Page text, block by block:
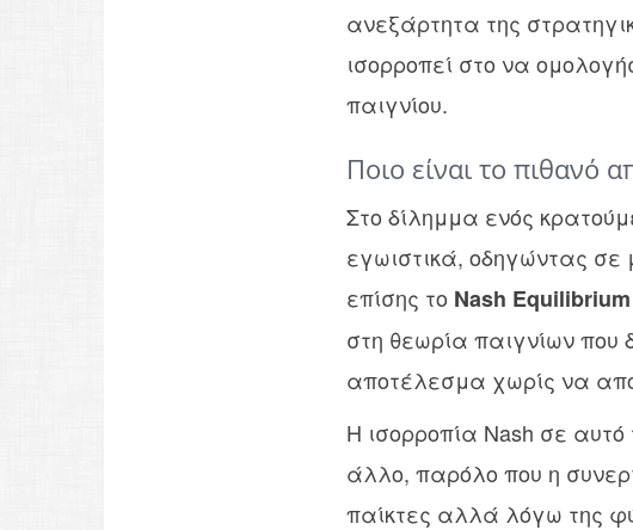
ανεξάρτητα της
ισορροπεί στο να
παιγνίου.
Ποιο είναι το πιθανό
Στο δίλημμα ενός
εγωιστικά, οδηγώντας σε
επίσης το Nash Equilibrium
στη θεωρία παιγνίων που
αποτέλεσμα χωρίς να
Η ισορροπία Nash σε
άλλο, παρόλο που η
παίκτες αλλά λόγω της